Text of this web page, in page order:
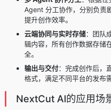
Agent 分工协作，分别负责
提升创作效率。
云端协同与实时存储：团队
辑内容，所有创作数据存储
全。
输出与交付：完成创作后，
格式，满足不同平台的发布需
NextCut AI的应用场